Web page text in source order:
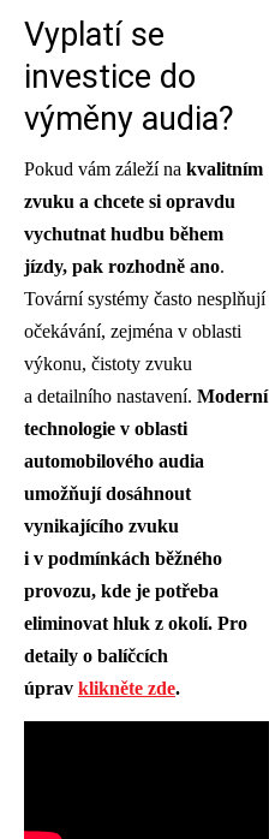
Vyplatí se
investice do
výměny audia?
Pokud vám záleží na kvalitním
zvuku a chcete si opravdu
vychutnat hudbu během
jízdy, pak rozhodně ano.
Tovární systémy často nesplňují
očekávání, zejména v oblasti
výkonu, čistoty zvuku
a detailního nastavení. Moderní
technologie v oblasti
automobilového audia
umožňují dosáhnout
vynikajícího zvuku
i v podmínkách běžného
provozu, kde je potřeba
eliminovat hluk z okolí. Pro
detaily o balíčcích
úprav klikněte zde.